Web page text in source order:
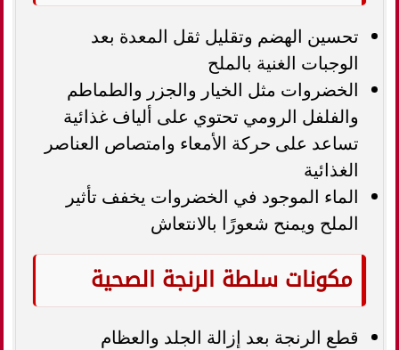
تحسين الهضم وتقليل ثقل المعدة بعد
الوجبات الغنية بالملح
الخضروات مثل الخيار والجزر والطماطم
والفلفل الرومي تحتوي على ألياف غذائية
تساعد على حركة الأمعاء وامتصاص العناصر
الغذائية
الماء الموجود في الخضروات يخفف تأثير
الملح ويمنح شعورًا بالانتعاش
مكونات سلطة الرنجة الصحية
قطع الرنجة بعد إزالة الجلد والعظام